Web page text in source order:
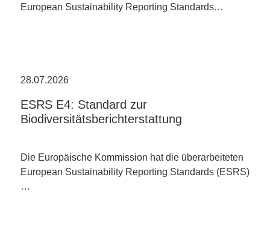
European Sustainability Reporting Standards…
28.07.2026
ESRS E4: Standard zur
Biodiversitätsberichterstattung
Die Europäische Kommission hat die überarbeiteten
European Sustainability Reporting Standards (ESRS)
…